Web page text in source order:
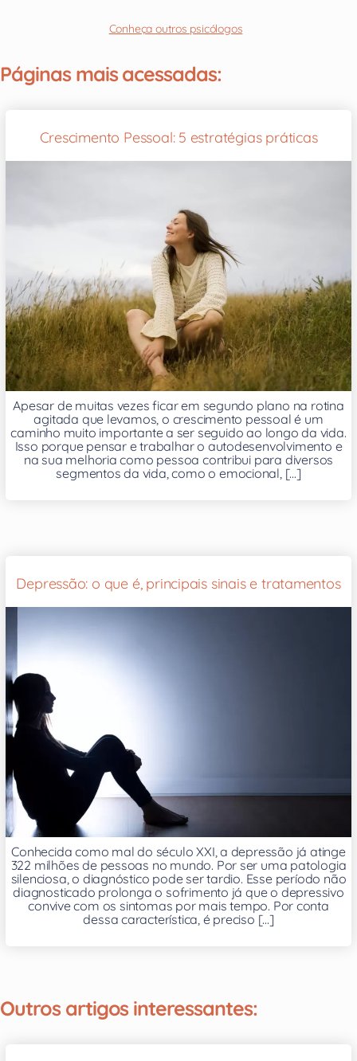
Conheça outros psicólogos
Páginas mais acessadas:
Crescimento Pessoal: 5 estratégias práticas
Apesar de muitas vezes ficar em segundo plano na rotina
agitada que levamos, o crescimento pessoal é um
caminho muito importante a ser seguido ao longo da vida.
Isso porque pensar e trabalhar o autodesenvolvimento e
na sua melhoria como pessoa contribui para diversos
segmentos da vida, como o emocional, [...]
Depressão: o que é, principais sinais e tratamentos
Conhecida como mal do século XXI, a depressão já atinge
322 milhões de pessoas no mundo. Por ser uma patologia
silenciosa, o diagnóstico pode ser tardio. Esse período não
diagnosticado prolonga o sofrimento já que o depressivo
convive com os sintomas por mais tempo. Por conta
dessa característica, é preciso [...]
Outros artigos interessantes: